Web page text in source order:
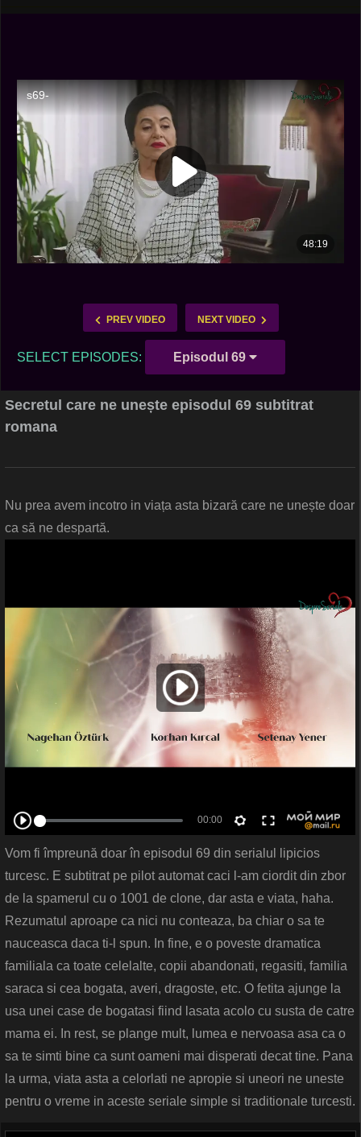
PREV VIDEO NEXT VIDEO
SELECT EPISODES: Episodul 69
Secretul care ne unește episodul 69 subtitrat
romana
Nu prea avem incotro in viața asta bizară care ne unește doar
ca să ne despartă.
Vom fi împreună doar în episodul 69 din serialul lipicios
turcesc. E subtitrat pe pilot automat caci l-am ciordit din zbor
de la spamerul cu o 1001 de clone, dar asta e viata, haha.
Rezumatul aproape ca nici nu conteaza, ba chiar o sa te
nauceasca daca ti-l spun. In fine, e o poveste dramatica
familiala ca toate celelalte, copii abandonati, regasiti, familia
saraca si cea bogata, averi, dragoste, etc. O fetita ajunge la
usa unei case de bogatasi fiind lasata acolo cu susta de catre
mama ei. In rest, se plange mult, lumea e nervoasa asa ca o
sa te simti bine ca sunt oameni mai disperati decat tine. Pana
la urma, viata asta a celorlati ne apropie si uneori ne uneste
pentru o vreme in aceste seriale simple si traditionale turcesti.